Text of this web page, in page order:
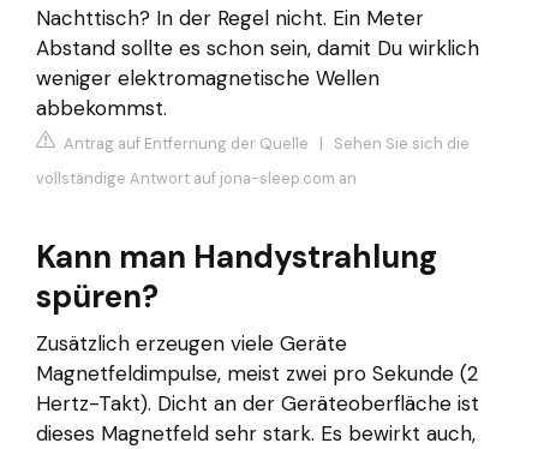
Nachttisch? In der Regel nicht. Ein Meter
Abstand sollte es schon sein, damit Du wirklich
weniger elektromagnetische Wellen
abbekommst.
Antrag auf Entfernung der Quelle | Sehen Sie sich die
vollständige Antwort auf jona-sleep.com an
Kann man Handystrahlung
spüren?
Zusätzlich erzeugen viele Geräte
Magnetfeldimpulse, meist zwei pro Sekunde (2
Hertz-Takt). Dicht an der Geräteoberfläche ist
dieses Magnetfeld sehr stark. Es bewirkt auch,